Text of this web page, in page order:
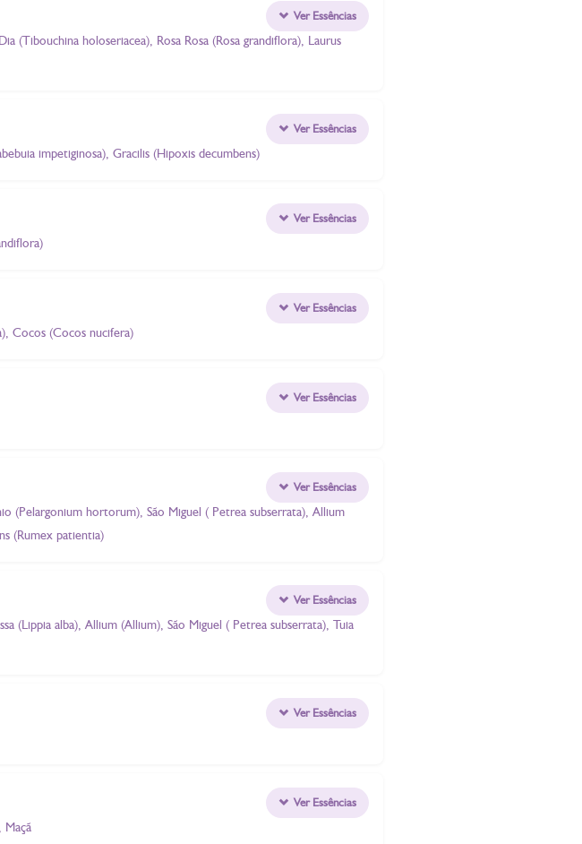
(Tibouchina holoseriacea), Rosa Rosa (Rosa grandiflora), Laurus
Ver Essências
impetiginosa), Gracilis (Hipoxis decumbens)
Ver Essências
Ver Essências
Cocos (Cocos nucifera)
Ver Essências
Ver Essências
(Pelargonium hortorum), São Miguel ( Petrea subserrata), Allium
(Rumex patientia)
Ver Essências
(Lippia alba), Allium (Allium), São Miguel ( Petrea subserrata), Tuia
Ver Essências
Ver Essências
Maçã
Ver Essências